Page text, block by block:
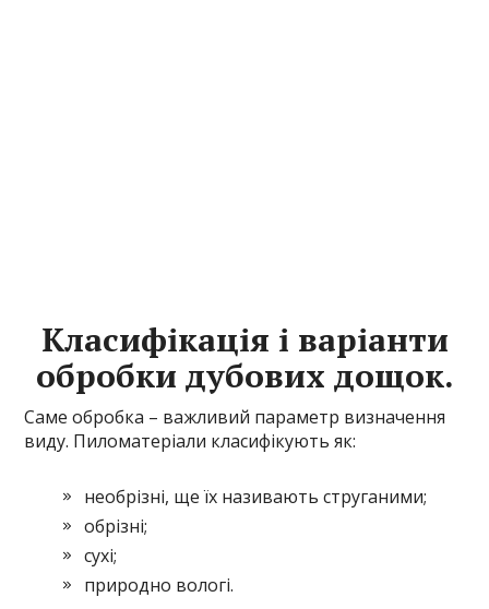
Класифікація і варіанти
обробки дубових дощок.
Саме обробка – важливий параметр визначення
виду. Пиломатеріали класифікують як:
необрізні, ще їх називають струганими;
обрізні;
сухі;
природно вологі.